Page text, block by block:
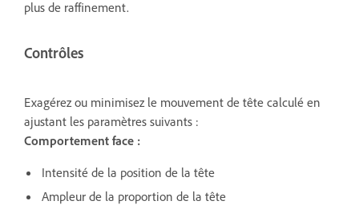
plus de raffinement.
Contrôles
Exagérez ou minimisez le mouvement de tête calculé en
ajustant les paramètres suivants :
Comportement face :
Intensité de la position de la tête
Ampleur de la proportion de la tête